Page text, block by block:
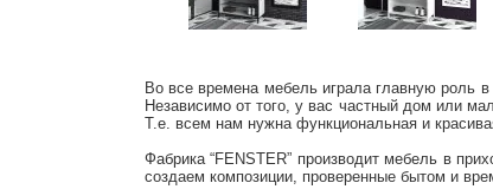
Во все времена мебель играла главную роль
Независимо от того, у вас частный дом или
Т.е. всем нам нужна функциональная и
Фабрика “FENSTER” производит мебель в
создаем композиции, проверенные бытом и